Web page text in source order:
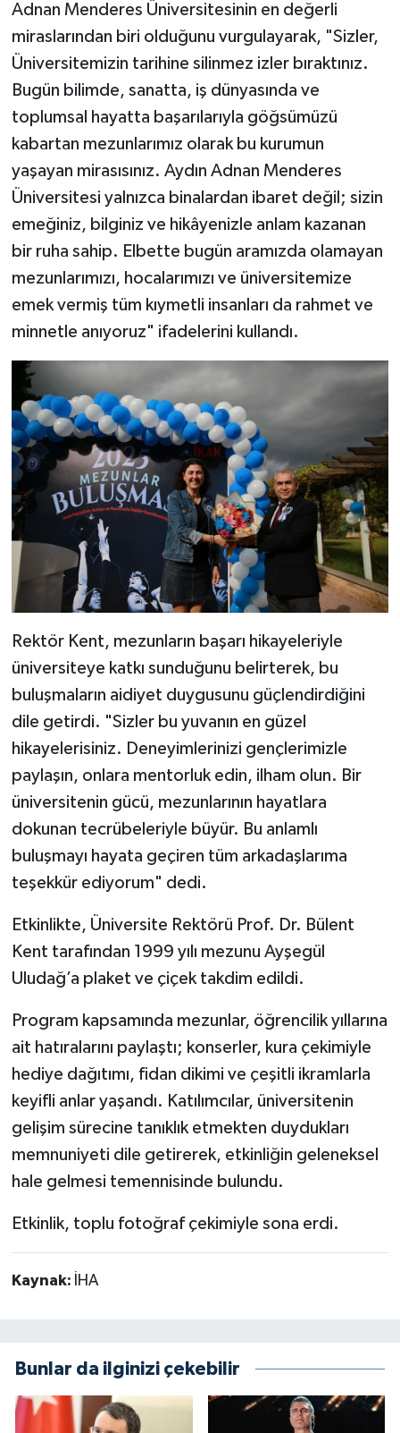
Adnan Menderes Üniversitesinin en değerli
miraslarından biri olduğunu vurgulayarak, "Sizler,
Üniversitemizin tarihine silinmez izler bıraktınız.
Bugün bilimde, sanatta, iş dünyasında ve
toplumsal hayatta başarılarıyla göğsümüzü
kabartan mezunlarımız olarak bu kurumun
yaşayan mirasısınız. Aydın Adnan Menderes
Üniversitesi yalnızca binalardan ibaret değil; sizin
emeğiniz, bilginiz ve hikâyenizle anlam kazanan
bir ruha sahip. Elbette bugün aramızda olamayan
mezunlarımızı, hocalarımızı ve üniversitemize
emek vermiş tüm kıymetli insanları da rahmet ve
minnetle anıyoruz" ifadelerini kullandı.
Rektör Kent, mezunların başarı hikayeleriyle
üniversiteye katkı sunduğunu belirterek, bu
buluşmaların aidiyet duygusunu güçlendirdiğini
dile getirdi. "Sizler bu yuvanın en güzel
hikayelerisiniz. Deneyimlerinizi gençlerimizle
paylaşın, onlara mentorluk edin, ilham olun. Bir
üniversitenin gücü, mezunlarının hayatlara
dokunan tecrübeleriyle büyür. Bu anlamlı
buluşmayı hayata geçiren tüm arkadaşlarıma
teşekkür ediyorum" dedi.
Etkinlikte, Üniversite Rektörü Prof. Dr. Bülent
Kent tarafından 1999 yılı mezunu Ayşegül
Uludağ’a plaket ve çiçek takdim edildi.
Program kapsamında mezunlar, öğrencilik yıllarına
ait hatıralarını paylaştı; konserler, kura çekimiyle
hediye dağıtımı, fidan dikimi ve çeşitli ikramlarla
keyifli anlar yaşandı. Katılımcılar, üniversitenin
gelişim sürecine tanıklık etmekten duydukları
memnuniyeti dile getirerek, etkinliğin geleneksel
hale gelmesi temennisinde bulundu.
Etkinlik, toplu fotoğraf çekimiyle sona erdi.
Kaynak: İHA
Bunlar da ilginizi çekebilir